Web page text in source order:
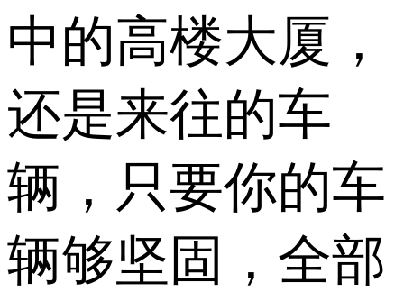
中的高楼大厦，
还是来往的车
辆，只要你的车
辆够坚固，全部